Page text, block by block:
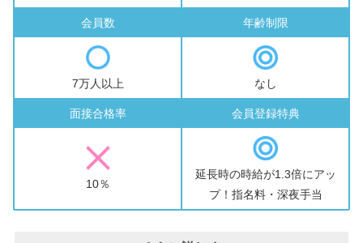
会員数
7万人以上
年齢制限
なし
面接合格率
10％
会員登録特典
延長時の時給が1.3倍にアッ
プ！指名料・深夜手当